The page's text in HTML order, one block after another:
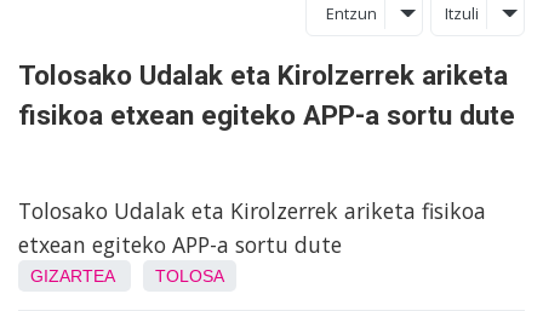
Entzun Itzuli
Tolosako Udalak eta Kirolzerrek ariketa
fisikoa etxean egiteko APP-a sortu dute
Tolosako Udalak eta Kirolzerrek ariketa fisikoa
etxean egiteko APP-a sortu dute
GIZARTEA TOLOSA